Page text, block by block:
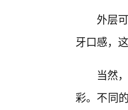
外层
牙口感，
当然
彩。不同